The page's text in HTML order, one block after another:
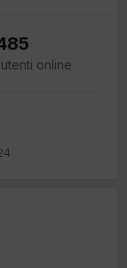
online